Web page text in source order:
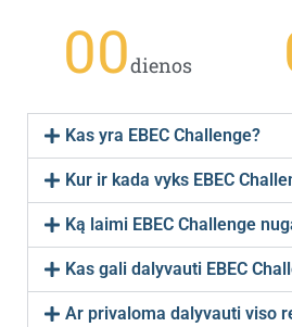
00dienos
Kas yra EBEC Challenge?
Kur ir kada vyks EBEC
Ką laimi EBEC Challenge
Kas gali dalyvauti EBEC
Ar privaloma dalyvauti viso